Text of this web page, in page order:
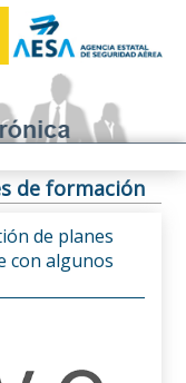
de formación
de planes
con algunos